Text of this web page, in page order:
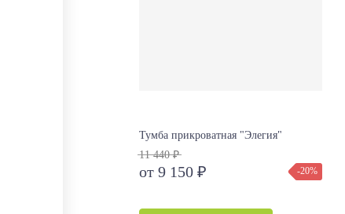
Тумба прикроватная "Элегия"
11 440 ₽
от 9 150 ₽ -20%